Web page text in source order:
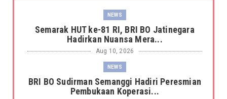
NEWS
Semarak HUT ke-81 RI, BRI BO Jatinegara
Hadirkan Nuansa Mera...
Aug 10, 2026
NEWS
BRI BO Sudirman Semanggi Hadiri Peresmian
Pembukaan Koperasi...